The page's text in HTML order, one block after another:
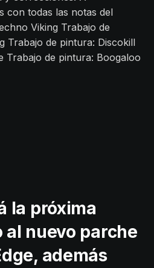
con todas las notas del
Viking Trabajo de
Trabajo de pintura: Discokill
Trabajo de pintura: Boogaloo
la próxima
nuevo parche
además